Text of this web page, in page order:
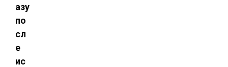
азу
по
сл
е
ис